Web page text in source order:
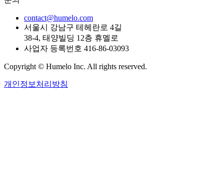
contact@humelo.com
서울시 강남구 테헤란로 4길
38-4, 태양빌딩 12층 휴멜로
사업자 등록번호 416-86-03093
Copyright © Humelo Inc. All rights reserved.
개인정보처리방침